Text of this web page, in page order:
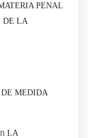
PENAL
DE LA
MEDIDA
LA